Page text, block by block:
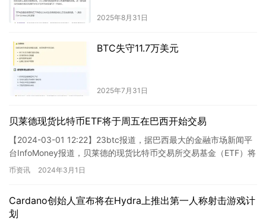
2025年8月31日
BTC失守11.7万美元
2025年7月31日
贝莱德现货比特币ETF将于周五在巴西开始交易
【2024-03-01 12:22】23btc报道，据巴西最大的金融市场新闻平
台InfoMoney报道，贝莱德的现货比特币交易所交易基金（ETF）将
于明日在巴西首次亮相。据悉，贝莱…
币资讯 2024年3月1日
Cardano创始人宣布将在Hydra上推出第一人称射击游戏计
划